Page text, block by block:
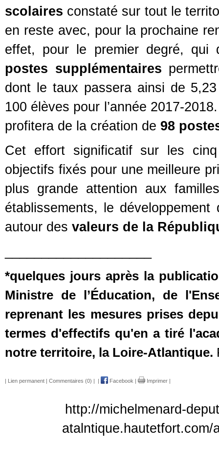
scolaires constaté sur tout le
en reste avec, pour la prochaine
effet, pour le premier degré,
postes supplémentaires
dont le taux passera ainsi de
100 élèves pour l’année 2017-
profitera de la création de 98
Cet effort significatif sur les
objectifs fixés pour une meilleure
plus grande attention aux
établissements, le
autour des valeurs de la
*quelques jours après la
Ministre de l’Éducation, de
reprenant les mesures prises
termes d'effectifs qu'en a tiré
notre territoire, la Loire-Atlantique.
| Lien permanent | Commentaires (0) | | Facebook | Imprimer |
http://michelmenard-